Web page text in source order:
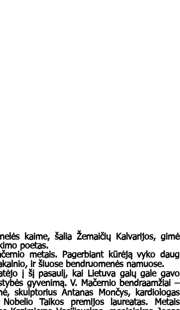
poetas.
ir šiuose bendruomenės namuose.
gyvenimą. V. Mačernio bendraamžiai –
skulptorius Antanas Mončys, kardiologas
Taikos premijos laureatas. Metais